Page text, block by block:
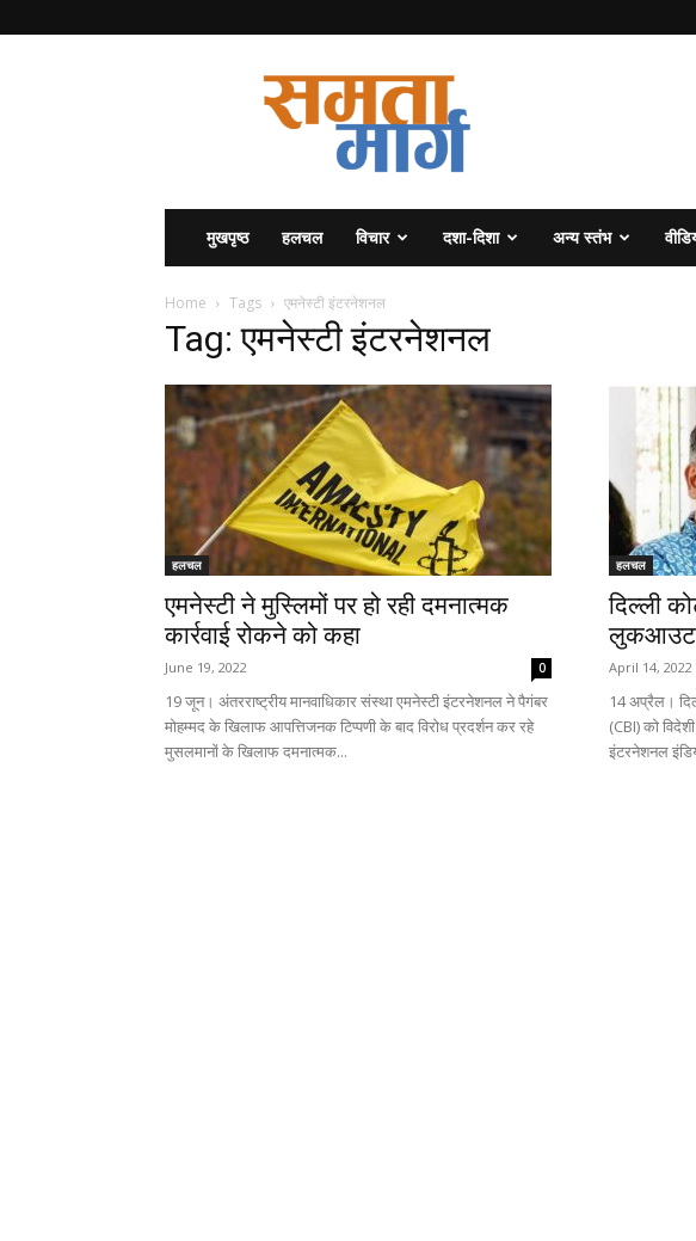
मुखपृष्ठ हलचल विचार दशा-दिशा अन्य स्तंभ
Home Tags एमनेस्टी इंटरनेशनल
Tag: एमनेस्टी इंटरनेशनल
हलचल
एमनेस्टी ने मुस्लिमों पर हो रही दमनात्मक
कार्रवाई रोकने को कहा
June 19, 2022 0
19 जून। अंतरराष्ट्रीय मानवाधिकार संस्था एमनेस्टी इंटरनेशनल ने पैगंबर
मोहम्मद के खिलाफ आपत्तिजनक टिप्पणी के बाद विरोध प्रदर्शन कर रहे
मुसलमानों के खिलाफ दमनात्मक...
हलचल
दिल्ली
लुकआउट
April 14, 2022
14 अप्रैल।
(CBI) को
इंटरनेशनल